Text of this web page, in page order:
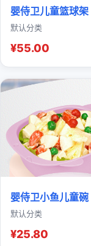
婴侍卫儿童篮球
默认分类
¥55.00
婴侍卫小鱼儿童
默认分类
¥25.80